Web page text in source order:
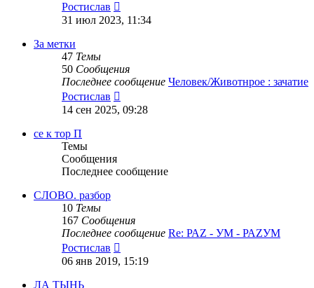
Ростислав
к
31 июл 2023, 11:34
За метки
47 Темы
50 Сообщения
Последнее сообщение Человек/Животнрое : зачатие
Ростислав
к
14 сен 2025, 09:28
се к тор П
Темы
Сообщения
Последнее сообщение
СЛОВО. разбор
10 Темы
167 Сообщения
Последнее сообщение Re: РАZ - УМ - РАZУМ
Ростислав
к
06 янв 2019, 15:19
ЛА ТЫНЬ